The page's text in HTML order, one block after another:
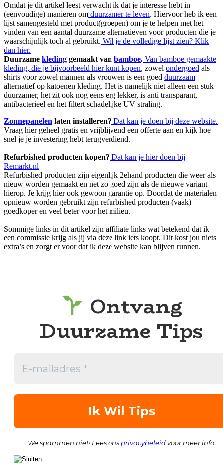
Omdat je dit artikel leest verwacht ik dat je interesse hebt in
(eenvoudige) manieren om duurzamer te leven. Hiervoor heb ik een
lijst samengesteld met product(groepen) om je te helpen met het
vinden van een aantal duurzame alternatieven voor producten die je
waarschijnlijk toch al gebruikt. Wil je de volledige lijst zien? Klik
dan hier.
Duurzame kleding gemaakt van bamboe. Van bamboe gemaakte
kleding, die je bijvoorbeeld hier kunt kopen, zowel ondergoed als
shirts voor zowel mannen als vrouwen is een goed duurzaam
alternatief op katoenen kleding. Het is namelijk niet alleen een stuk
duurzamer, het zit ook nog eens erg lekker, is anti transparant,
antibacterieel en het filtert schadelijke UV straling.
Zonnepanelen laten installeren? Dat kan je doen bij deze website.
Vraag hier geheel gratis en vrijblijvend een offerte aan en kijk hoe
snel je je investering hebt terugverdiend.
Refurbished producten kopen? Dat kan je hier doen bij
Remarkt.nl
Refurbished producten zijn eigenlijk 2ehand producten die weer als
nieuw worden gemaakt en net zo goed zijn als de nieuwe variant
hierop. Je krijg hier ook gewoon garantie op. Doordat de materialen
opnieuw worden gebruikt zijn refurbished producten (vaak)
goedkoper en veel beter voor het milieu.
Sommige links in dit artikel zijn affiliate links wat betekend dat ik
een commissie krijg als jij via deze link iets koopt. Dit kost jou niets
extra’s en zorgt er voor dat ik deze website kan blijven runnen.
Ontvang
Duurzame Tips
We spammen niet! Lees ons privacybeleidvoor meer info.